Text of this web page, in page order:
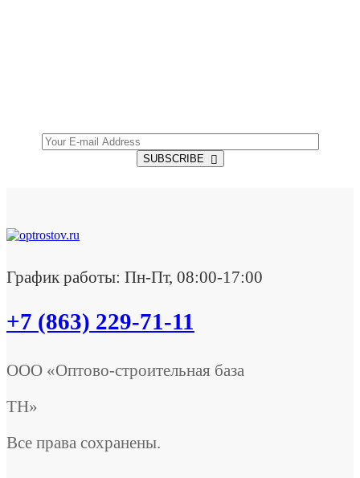
SUBSCRIBE
График работы: Пн-Пт, 08:00-17:00
+7 (863) 229-71-11
ООО «Оптово-строительная база
ТН»
Все права сохранены.